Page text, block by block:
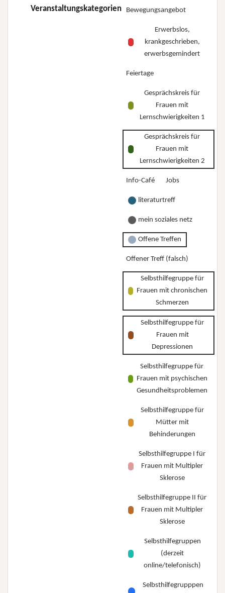
Veranstaltungskategorien Bewegungsangebot
Erwerbslos,
krankgeschrieben,
erwerbsgemindert
Feiertage
Gesprächskreis für
Frauen mit
Lernschwierigkeiten 1
Gesprächskreis für
Frauen mit
Lernschwierigkeiten 2
Info-Café Jobs
literaturtreff
mein soziales netz
Offene Treffen
Offener Treff (falsch)
Selbsthilfegruppe für
Frauen mit chronischen
Schmerzen
Selbsthilfegruppe für
Frauen mit
Depressionen
Selbsthilfegruppe für
Frauen mit psychischen
Gesundheitsproblemen
Selbsthilfegruppe für
Mütter mit
Behinderungen
Selbsthilfegruppe I für
Frauen mit Multipler
Sklerose
Selbsthilfegruppe II für
Frauen mit Multipler
Sklerose
Selbsthilfegruppen
(derzeit
online/telefonisch)
Selbsthilfegrupppen